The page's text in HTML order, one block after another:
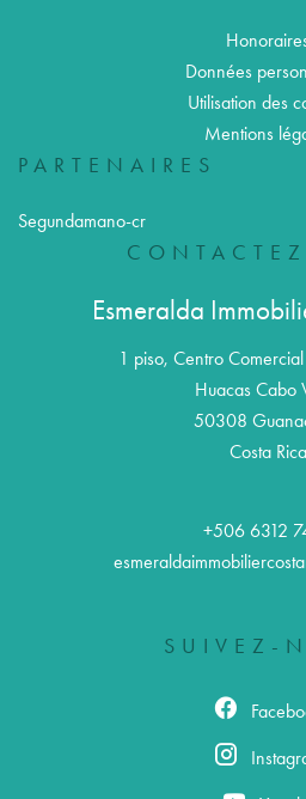
Données
Utilisation des
Mentions
PARTENAIRES
Segundamano-cr
Esmeralda
1 piso, Centro
Huacas Cabo
50308
Costa Rica
+506 6312
SUIVEZ-